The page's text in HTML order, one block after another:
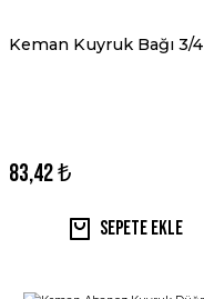
Keman Kuyruk Bağı 3/4
83,42 ₺
Sepete Ekle